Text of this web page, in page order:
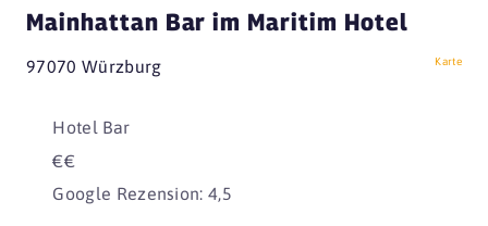
Mainhattan Bar im Maritim Hotel
97070 Würzburg Karte
Hotel Bar
€€
Google Rezension: 4,5